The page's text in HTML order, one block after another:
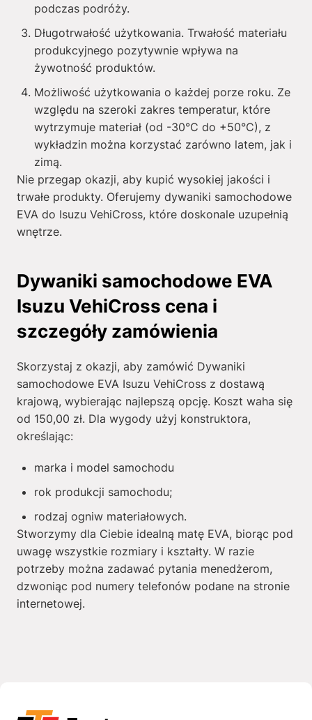
podczas podróży.
Długotrwałość użytkowania. Trwałość materiału
produkcyjnego pozytywnie wpływa na
żywotność produktów.
Możliwość użytkowania o każdej porze roku. Ze
względu na szeroki zakres temperatur, które
wytrzymuje materiał (od -30°C do +50°C), z
wykładzin można korzystać zarówno latem, jak i
zimą.
Nie przegap okazji, aby kupić wysokiej jakości i
trwałe produkty. Oferujemy dywaniki samochodowe
EVA do Isuzu VehiCross, które doskonale uzupełnią
wnętrze.
Dywaniki samochodowe EVA
Isuzu VehiCross cena i
szczegóły zamówienia
Skorzystaj z okazji, aby zamówić Dywaniki
samochodowe EVA Isuzu VehiCross z dostawą
krajową, wybierając najlepszą opcję. Koszt waha się
od 150,00 zł. Dla wygody użyj konstruktora,
określając:
marka i model samochodu
rok produkcji samochodu;
rodzaj ogniw materiałowych.
Stworzymy dla Ciebie idealną matę EVA, biorąc pod
uwagę wszystkie rozmiary i kształty. W razie
potrzeby można zadawać pytania menedżerom,
dzwoniąc pod numery telefonów podane na stronie
internetowej.